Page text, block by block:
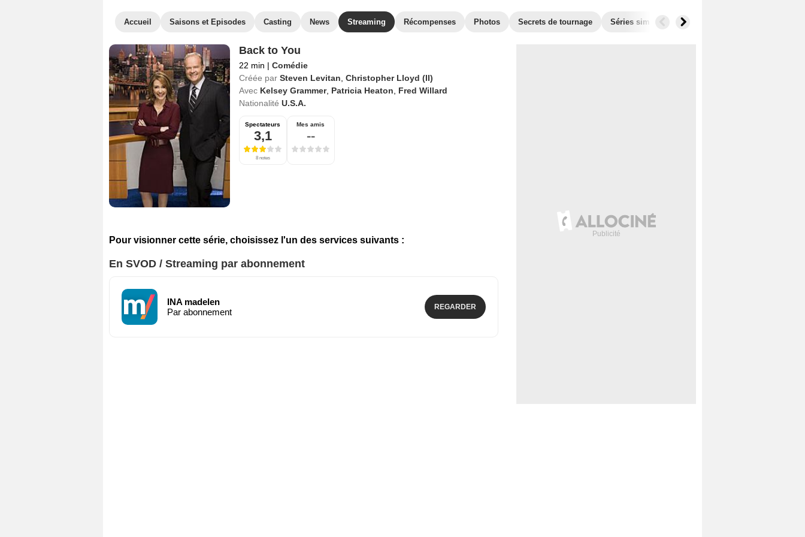
Accueil Saisons et Episodes Casting News Streaming Récompenses Photos Secrets de tournage Séries similaires
Back to You
22 min | Comédie
Créée par Steven Levitan Christopher Lloyd (II)
Avec Kelsey Grammer, Patricia Heaton
Fred Willard
Nationalité U.S.A.
Spectateurs
3,1
8 notes
Mes amis
--
Pour visionner cette série, choisissez l'un des services suivants :
En SVOD / Streaming par abonnement
INA madelen
Par abonnement
REGARDER